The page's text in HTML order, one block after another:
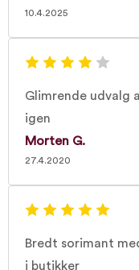
10.4.2025
Glimrende udvalg
igen
Morten G.
27.4.2020
Bredt sorimant
i butikker